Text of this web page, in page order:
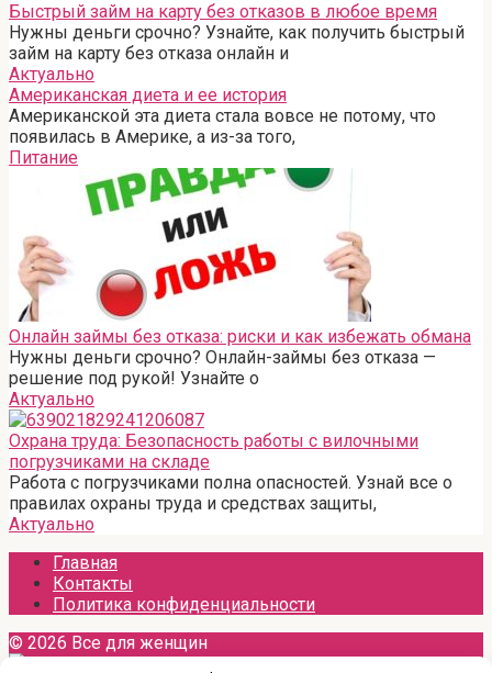
Быстрый займ на карту без отказов в любое время
Нужны деньги срочно? Узнайте, как получить быстрый
займ на карту без отказа онлайн и
Актуально
Американская диета и ее история
Американской эта диета стала вовсе не потому, что
появилась в Америке, а из-за того,
Питание
Онлайн займы без отказа: риски и как избежать обмана
Нужны деньги срочно? Онлайн-займы без отказа —
решение под рукой! Узнайте о
Актуально
Охрана труда: Безопасность работы с вилочными
погрузчиками на складе
Работа с погрузчиками полна опасностей. Узнай все о
правилах охраны труда и средствах защиты,
Актуально
Главная
Контакты
Политика конфиденциальности
© 2026 Все для женщин